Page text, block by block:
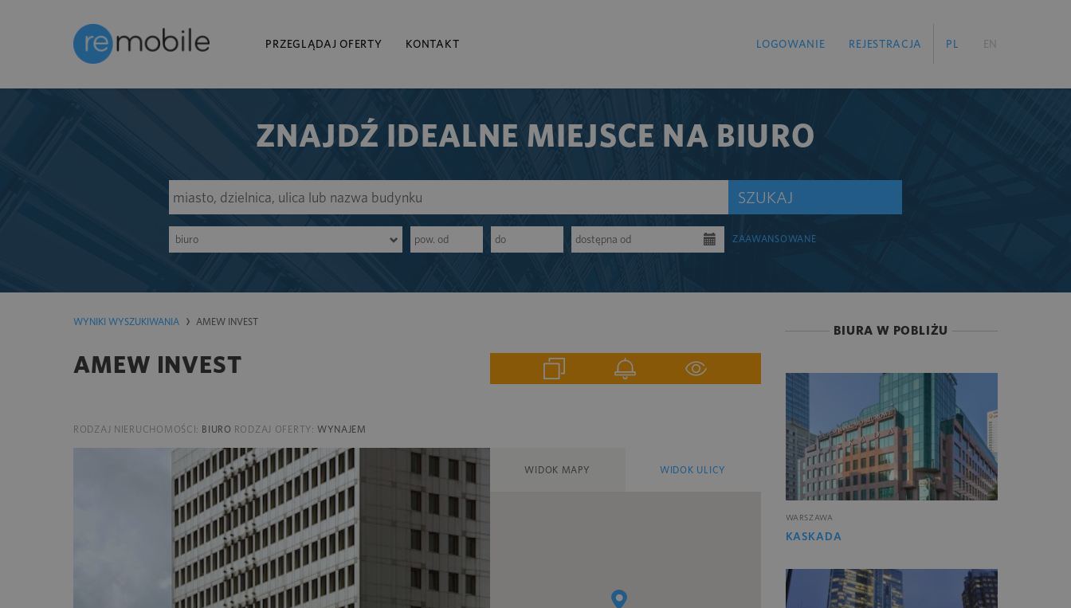
PRZEGLĄDAJ OFERTY KONTAKT PL EN
LOGOWANIE REJESTRACJA
ZNAJDŹ IDEALNE MIEJSCE NA BIURO
biuro
SZUKAJ
ZAAWANSOWANE
WYNIKI WYSZUKIWANIA AMEW INVEST
AMEW INVEST
RODZAJ NIERUCHOMOŚCI: BIURO RODZAJ OFERTY: WYNAJEM
WIDOK MAPY WIDOK ULICY
BIURA W POBLIŻU
WARSZAWA
KASKADA